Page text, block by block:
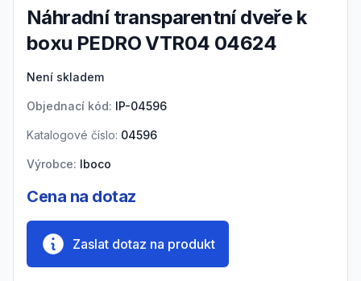
Náhradní transparentní dveře k
boxu PEDRO VTR04 04624
Není skladem
Objednací kód: IP-04596
Katalogové číslo: 04596
Výrobce: Iboco
Cena na dotaz
Zaslat dotaz na produkt